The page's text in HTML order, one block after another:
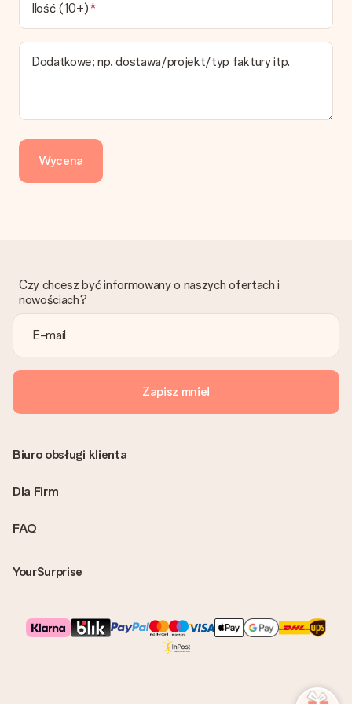
W koszyku zamówień mamy kilka opcji dostawy. Termin
pokazany na stronie produktu odnosi się do najtańszej i
najwolniejszej formy wysyłki.
Zapłata
Dotpay, karta kredytowa, lub przelew bankowy. W przypadku
dni przedłużenia dostawy - kwota musi zostać zaksięgowana,
aby zamówienie trafiło do produkcji. Robiąc przelew, należy
wybrać Przelew Krajowy Europejski.
Czy faktura jest wysyłana razem z zamówieniem?
Żaden rachunek lub faktura nie jest wysyłany z zamówieniem.
Możesz ją również znaleźć na koncie MySurprise. Dzięki temu
możesz wysłać prezent bezpośrednio do odbiorcy, co będzie
prawdziwą niespodzianką!
Ilość (10+)
Dodatkowe; np. dostawa/projekt/typ faktury itp.
Wycena
Czy chcesz być informowany o naszych ofertach i
nowościach?
Zapisz mnie!
FAQ
YourSurprise
Biuro obsługi klienta
Dla Firm